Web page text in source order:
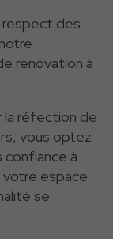
respect des
rénovation à
la réfection de
vous optez
confiance à
espace
se